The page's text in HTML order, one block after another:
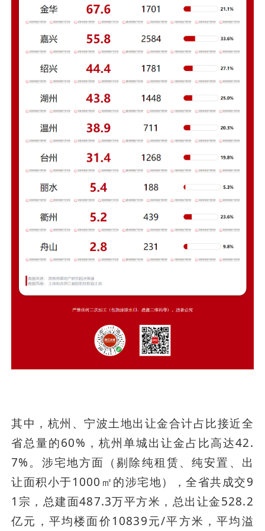
其中，杭州、宁波土地出让金合计占比接近全
省总量的60%，杭州单城出让金占比高达42.
7%。涉宅地方面（剔除纯租赁、纯安置、出
让面积小于1000㎡的涉宅地），全省共成交9
1宗，总建面487.3万平方米，总出让金528.2
亿元，平均楼面价10839元/平方米，平均溢